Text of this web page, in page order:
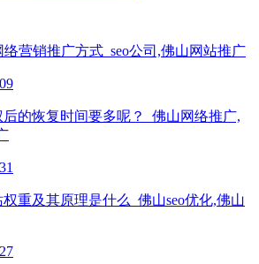
络营销推广方式_seo公司,佛山网站推广
后的恢复时间要多呢？_佛山网络推广,
重及其原理是什么_佛山seo优化,佛山